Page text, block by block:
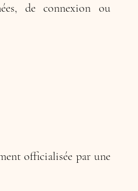
de connexion ou
officialisée par une